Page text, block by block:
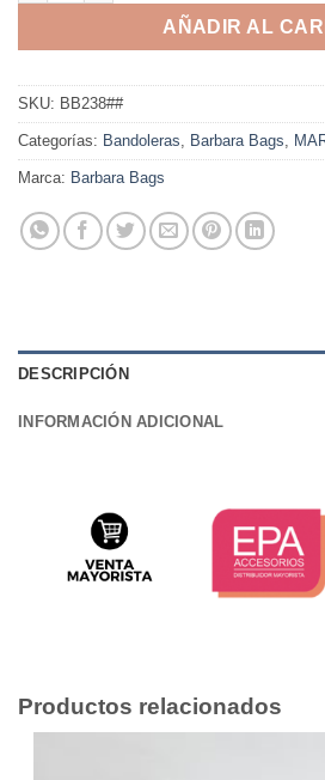
AÑADIR AL
SKU: BB238##
Categorías: Bandoleras Barbara Bags
Marca: Barbara Bags
DESCRIPCIÓN
INFORMACIÓN ADICIONAL
Productos relacionados